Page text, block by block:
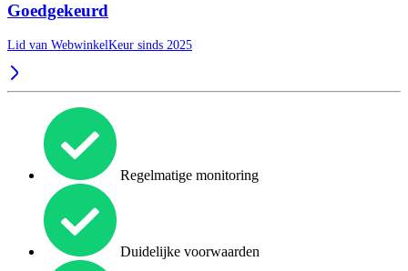
Goedgekeurd
Lid van WebwinkelKeur sinds 2025
Regelmatige monitoring
Duidelijke voorwaarden